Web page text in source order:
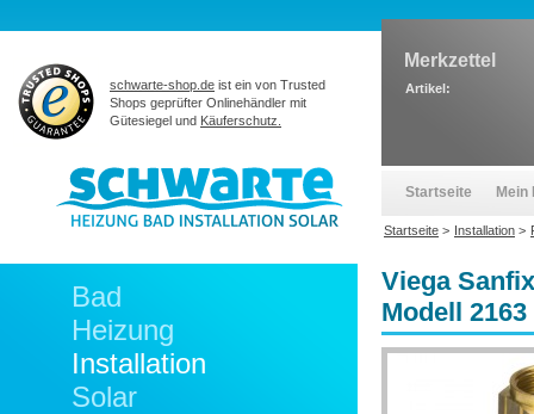
Viega
Modell 2163
Bad
Heizung
Installation
Solar
schwarte-shop.de ist ein von Trusted
Shops geprüfter Onlinehändler mit
Gütesiegel und Käuferschutz.
Merkzettel
Artikel:
Startseite Mein
Startseite > Installation >